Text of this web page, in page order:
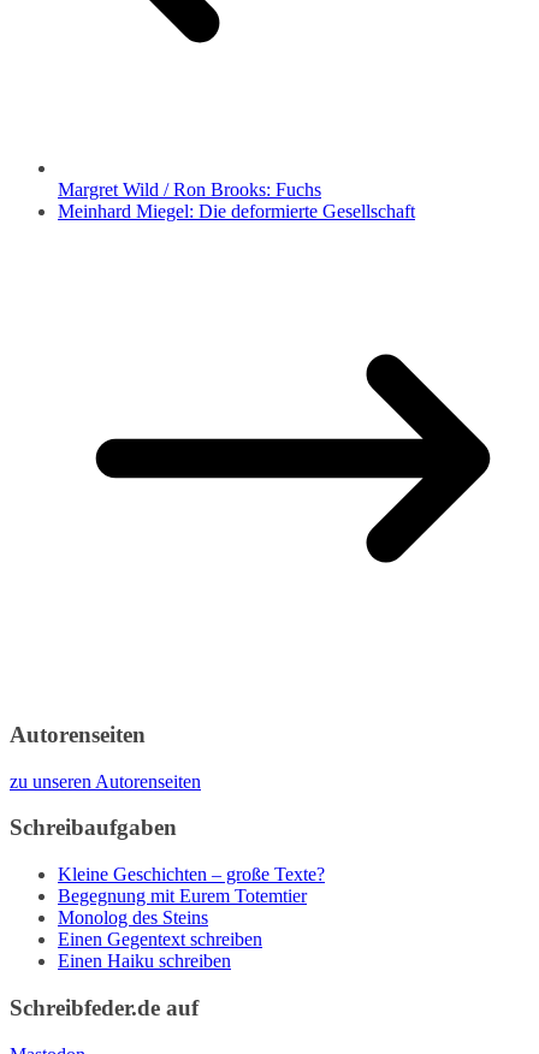
Margret Wild / Ron Brooks: Fuchs
Meinhard Miegel: Die deformierte Gesellschaft
Autorenseiten
zu unseren Autorenseiten
Schreibaufgaben
Kleine Geschichten – große Texte?
Begegnung mit Eurem Totemtier
Monolog des Steins
Einen Gegentext schreiben
Einen Haiku schreiben
Schreibfeder.de auf